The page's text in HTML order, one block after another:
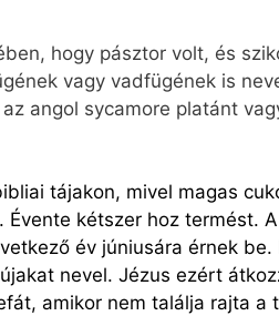
hogy pásztor volt, és
vagy vadfügének is
angol sycamore platánt
tájakon, mivel magas
kétszer hoz termést.
év júniusára érnek be.
nevel. Jézus ezért
amikor nem találja rajta a